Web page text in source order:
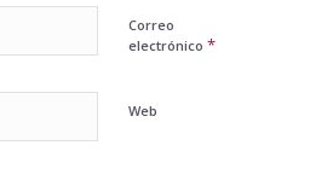
Correo
electrónico *
Web